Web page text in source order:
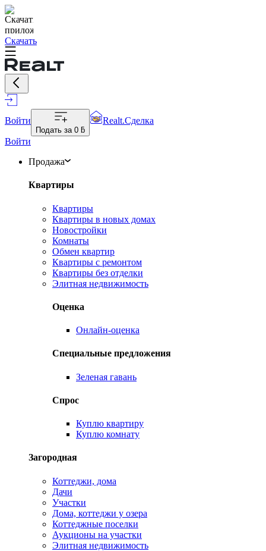
Скачать
Войти
Подать за 0 ƃ
Realt.Сделка
Войти
Продажа
Квартиры
Квартиры
Квартиры в новых домах
Новостройки
Комнаты
Обмен квартир
Квартиры с ремонтом
Квартиры без отделки
Элитная недвижимость
Оценка
Онлайн-оценка
Специальные предложения
Зеленая гавань
Спрос
Куплю квартиру
Куплю комнату
Загородная
Коттеджи, дома
Дачи
Участки
Дома, коттеджи у озера
Коттеджные поселки
Аукционы на участки
Элитная недвижимость